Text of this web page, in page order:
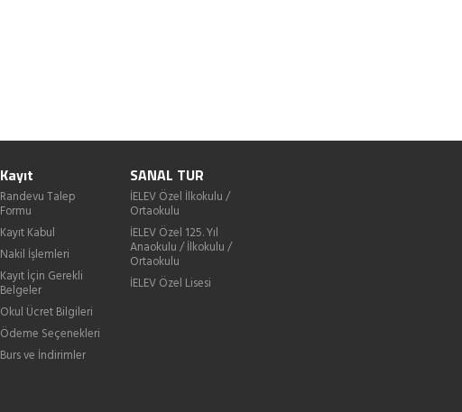
Kayıt
Randevu Talep
Formu
Kayıt Kabul
Nakil İşlemleri
Kayıt İçin Gerekli
Belgeler
Okul Ücret Bilgileri
Ödeme Seçenekleri
Burs ve İndirimler
SANAL TUR
İELEV Özel İlkokulu /
Ortaokulu
İELEV Özel 125. Yıl
Anaokulu / İlkokulu /
Ortaokulu
İELEV Özel Lisesi